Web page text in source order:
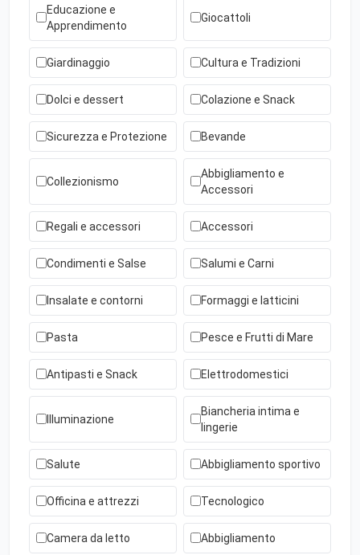
Educazione e
Apprendimento
Giocattoli
Giardinaggio Cultura e Tradizioni
Dolci e dessert Colazione e Snack
Sicurezza e Protezione Bevande
Collezionismo
Abbigliamento e
Accessori
Regali e accessori Accessori
Condimenti e Salse Salumi e Carni
Insalate e contorni Formaggi e latticini
Pasta Pesce e Frutti di Mare
Antipasti e Snack Elettrodomestici
Illuminazione
Biancheria intima e
lingerie
Salute Abbigliamento sportivo
Officina e attrezzi Tecnologico
Camera da letto Abbigliamento